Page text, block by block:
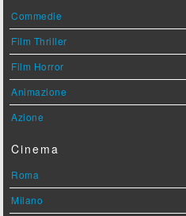
Commedie
Film Thriller
Film Horror
Animazione
Azione
Cinema
Roma
Milano